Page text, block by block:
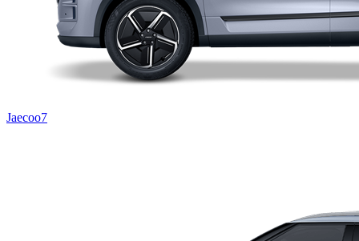
Jaecoo7